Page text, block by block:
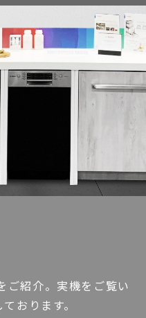
ご紹介。実機をご覧い
おります。